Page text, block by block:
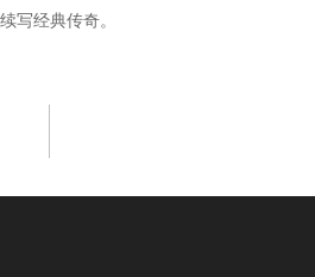
写经典传奇。